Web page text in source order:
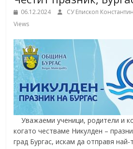
under the Erasmus+
School,
Burgas
Средно
училище
"Епископ
Константин
Преславски"
Бургас
06.12.2024 СУ Епископ
Views
Уважаеми ученици, родители и
когато честваме Никулден –
град Бургас, искам да отправя